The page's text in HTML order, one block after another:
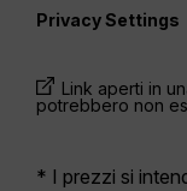
Privacy Settings
Link aperti in
potrebbero non
* I prezzi si